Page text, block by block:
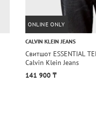
ONLINE ONLY
CALVIN KLEIN JEANS
Свитшот ESSENTIAL
Calvin Klein Jeans
141 900 ₸